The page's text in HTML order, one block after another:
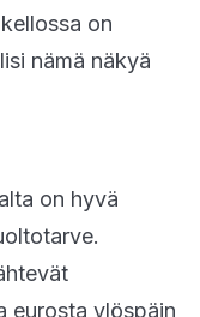
on
nämä näkyä
on hyvä
eurosta ylöspäin